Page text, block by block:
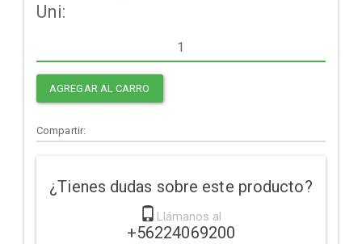
Uni:
AGREGAR AL CARRO
Compartir:
¿Tienes dudas sobre este producto?
Llámanos al
+56224069200